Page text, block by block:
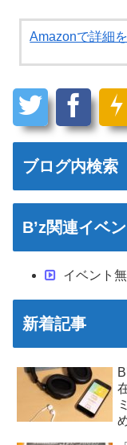
Amazonで詳細
ブログ内検索
B’z関連イベ
イベント
新着記事